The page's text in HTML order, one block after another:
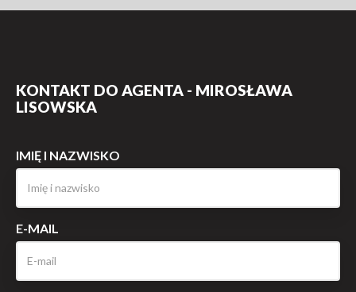
KONTAKT DO AGENTA - MIROSŁAWA
LISOWSKA
IMIĘ I NAZWISKO
E-MAIL